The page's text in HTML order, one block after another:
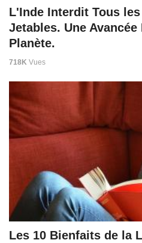
L'Inde Interdit Tous
Jetables. Une
Planète.
718K Vues
Les 10 Bienfaits de la